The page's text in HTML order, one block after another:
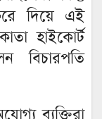
দিয়ে এই
হাইকোর্ট
বিচারপতি